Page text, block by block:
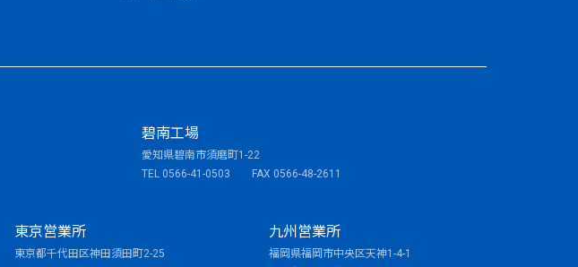
碧南工場
愛知県碧南市須磨町1-22
TEL 0566-41-0503 FAX 0566-48-2611
東京営業所
東京都千代田区神田須田町2-25
九州営業所
福岡県福岡市中央区天神1-4-1